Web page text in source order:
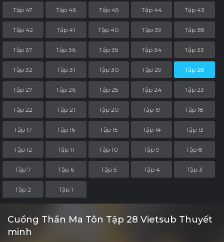
Tập 47 Tập 46 Tập 45 Tập 44 Tập 43
Tập 42 Tập 41 Tập 40 Tập 39 Tập 38
Tập 37 Tập 36 Tập 35 Tập 34 Tập 33
Tập 32 Tập 31 Tập 30 Tập 29 Tập 28
Tập 27 Tập 26 Tập 25 Tập 24 Tập 23
Tập 22 Tập 21 Tập 20 Tập 19 Tập 18
Tập 17 Tập 16 Tập 15 Tập 14 Tập 13
Tập 12 Tập 11 Tập 10 Tập 9 Tập 8
Tập 7 Tập 6 Tập 5 Tập 4 Tập 3
Tập 2 Tập 1
Cuồng Thần Ma Tôn Tập 28 Vietsub Thuyết
minh